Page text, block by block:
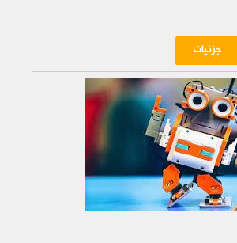
جزئیات